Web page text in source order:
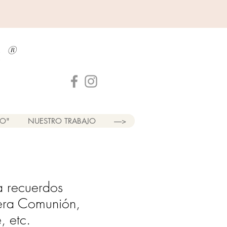
®
NUESTRO TRABAJO ----->
recuerdos
Comunión,
etc.